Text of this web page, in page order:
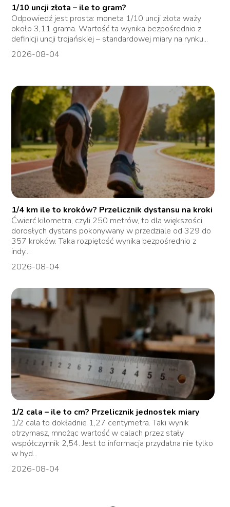
1/10 uncji złota – ile to gram?
Odpowiedź jest prosta: moneta 1/10 uncji złota waży
około 3,11 grama. Wartość ta wynika bezpośrednio z
definicji uncji trojańskiej – standardowej miary na rynku...
2026-08-04
1/4 km ile to kroków? Przelicznik dystansu na kroki
Ćwierć kilometra, czyli 250 metrów, to dla większości
dorosłych dystans pokonywany w przedziale od 329 do
357 kroków. Taka rozpiętość wynika bezpośrednio z
indy...
2026-08-04
1/2 cala – ile to cm? Przelicznik jednostek miary
1/2 cala to dokładnie 1,27 centymetra. Taki wynik
otrzymasz, mnożąc wartość w calach przez stały
współczynnik 2,54. Jest to informacja przydatna nie tylko
w hyd...
2026-08-04